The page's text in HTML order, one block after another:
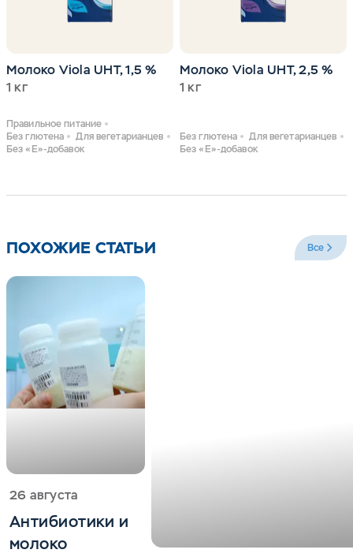
Молоко Viola UHT, 1,5 %
1 кг
Правильное питание
Без глютена
Для вегетарианцев
Без «Е»-добавок
Молоко Viola UHT, 2,5 %
1 кг
Без глютена
Для вегетарианцев
Без «Е»-добавок
ПОХОЖИЕ СТАТЬИ Все
26 августа
Антибиотики и
молоко